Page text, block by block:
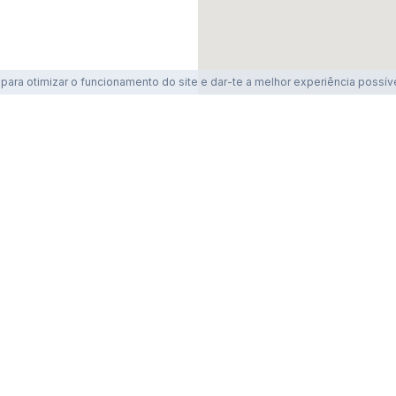
otimizar o funcionamento do site e dar-te a melhor experiência